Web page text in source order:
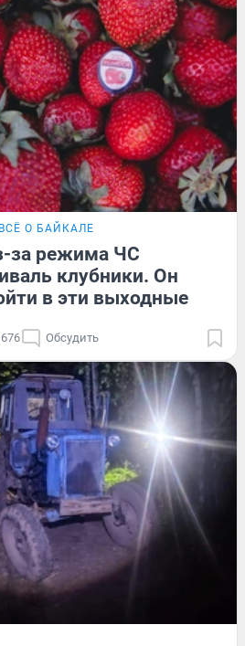
ВСЁ О БАЙКАЛЕ
за режима ЧС
клубники. Он
в эти выходные
Обсудить